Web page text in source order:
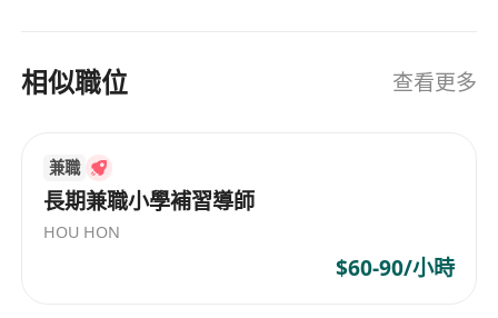
相似職位 查看更多
兼職
長期兼職小學補習導師
HOU HON
$60-90/小時